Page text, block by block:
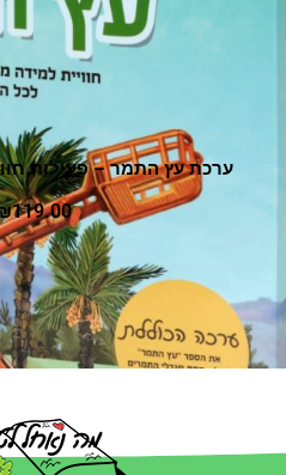
ערכת עץ התמר – פעילות
119.00